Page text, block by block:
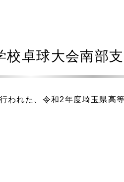
卓球大会南部
われた、令和2年度埼玉県高